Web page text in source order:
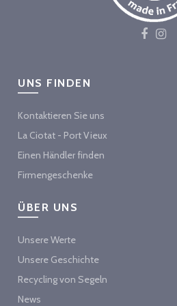
UNS FINDEN
Kontaktieren Sie uns
La Ciotat - Port Vieux
Einen Händler finden
Firmengeschenke
ÜBER UNS
Unsere Werte
Unsere Geschichte
Recycling von Segeln
News